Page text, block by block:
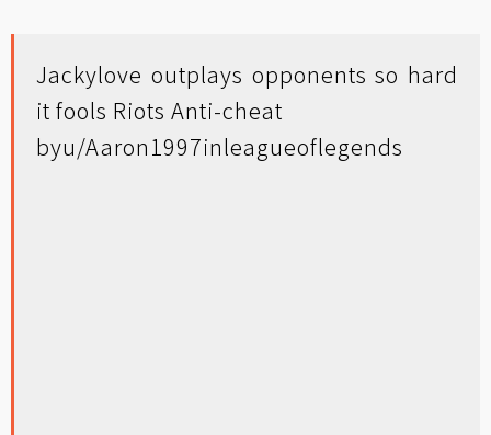
Jackylove outplays opponents so hard
it fools Riots Anti-cheat
byu/Aaron1997inleagueoflegends